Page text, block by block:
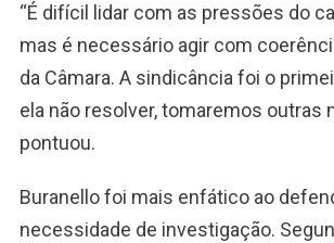
“É difícil lidar com as pressões do
mas é necessário agir com
da Câmara. A sindicância foi o
ela não resolver, tomaremos outras
pontuou.
Buranello foi mais enfático ao
necessidade de investigação.